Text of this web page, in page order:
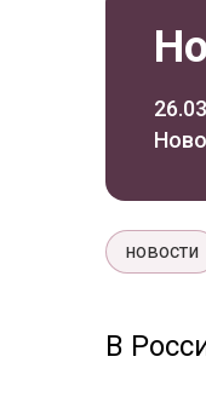
новости
В